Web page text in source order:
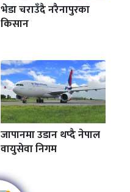
भेडा चराउँदै नरैनापुरका
किसान
जापानमा उडान थप्दै नेपाल
वायुसेवा निगम